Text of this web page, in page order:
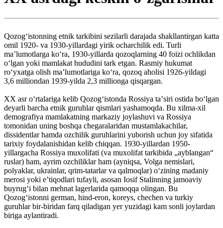
Qozogʻistonning etnik tarkibini sezilarli darajada shakllantirgan katta
omil 1920- va 1930-yillardagi yirik ocharchilik edi. Turli
maʼlumotlarga koʻra, 1930-yillarda qozoqlarning 40 foizi ochlikdan
oʻlgan yoki mamlakat hududini tark etgan. Rasmiy hukumat
roʻyxatga olish maʼlumotlariga koʻra, qozoq aholisi 1926-yildagi
3,6 milliondan 1939-yilda 2,3 millionga qisqargan.
XX asr oʻrtalariga kelib Qozogʻistonda Rossiya taʼsiri ostida boʻlgan
deyarli barcha etnik guruhlar qismlari yashamoqda. Bu xilma-xil
demografiya mamlakatning markaziy joylashuvi va Rossiya
tomonidan uning boshqa chegaralaridan mustamlakachilar,
dissidentlar hamda ozchilik guruhlarini yuborish uchun joy sifatida
tarixiy foydalanishidan kelib chiqqan. 1930-yillardan 1950-
yillargacha Rossiya muxolifati (va muxolifat tarkibida „ayblangan“
ruslar) ham, ayrim ozchiliklar ham (ayniqsa, Volga nemislari,
polyaklar, ukrainlar, qrim-tatarlar va qalmoqlar) oʻzining madaniy
merosi yoki eʼtiqodlari tufayli, asosan Iosif Stalinning jamoaviy
buyrugʻi bilan mehnat lagerlarida qamoqqa olingan. Bu
Qozogʻistonni german, hind-eron, koreys, chechen va turkiy
guruhlar bir-biridan farq qiladigan yer yuzidagi kam sonli joylardan
biriga aylantiradi.